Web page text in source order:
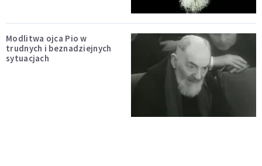
Modlitwa ojca Pio w
trudnych i beznadziejnych
sytuacjach